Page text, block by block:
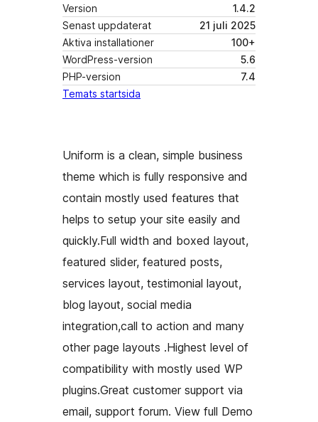
Version
1.4.2
Senast uppdaterat
21 juli 2025
Aktiva installationer
100+
WordPress-version
5.6
PHP-version
7.4
Temats startsida
Uniform is a clean, simple business
theme which is fully responsive and
contain mostly used features that
helps to setup your site easily and
quickly.Full width and boxed layout,
featured slider, featured posts,
services layout, testimonial layout,
blog layout, social media
integration,call to action and many
other page layouts .Highest level of
compatibility with mostly used WP
plugins.Great customer support via
email, support forum. View full Demo